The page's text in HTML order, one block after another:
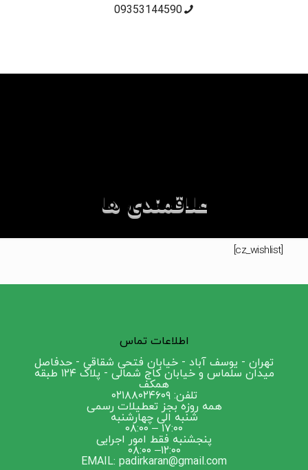
09353144590
علاقمندی ها
[cz_wishlist]
اطلاعات تماس
تهران - یوسف آباد - خیابان فتحی شقاقی - حدفاصل
میدان سلماس و خیابان کاج شمالی - پلاک ۱۲۴ طبقه
همکف
تلفن: ۰۲۱۸۸۰۲۴۶۰۹
همه روزه بجز تعطیلات رسمی
شنبه الی چهارشنبه
۱۷:۰۰ – ۰۸:۰۰
پنجشنبه فقط امور اجرایی
۱۲:۰۰– ۰۸:۰۰
EMAIL: padirkaran@gmail.com